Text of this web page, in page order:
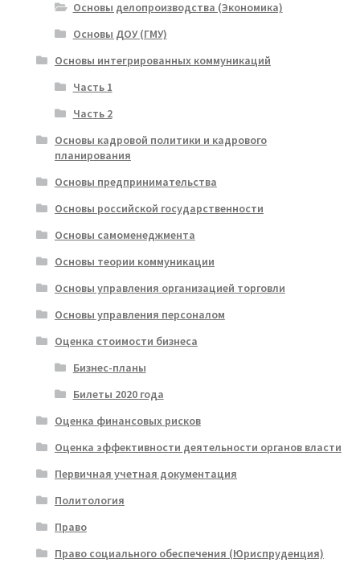
Основы делопроизводства (Экономика)
Основы ДОУ (ГМУ)
Основы интегрированных коммуникаций
Часть 1
Часть 2
Основы кадровой политики и кадрового
планирования
Основы предпринимательства
Основы российской государственности
Основы самоменеджмента
Основы теории коммуникации
Основы управления организацией торговли
Основы управления персоналом
Оценка стоимости бизнеса
Бизнес-планы
Билеты 2020 года
Оценка финансовых рисков
Оценка эффективности деятельности органов власти
Первичная учетная документация
Политология
Право
Право социального обеспечения (Юриспруденция)